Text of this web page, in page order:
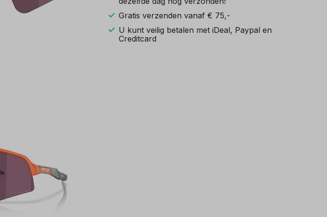
Gratis verzenden vanaf € 75,-
U kunt veilig betalen met iDeal, Paypal en
Creditcard